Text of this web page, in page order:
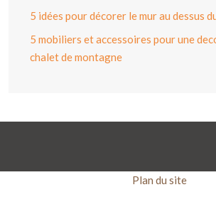
5 idées pour décorer le mur au dessus
5 mobiliers et accessoires pour une
chalet de montagne
Plan du site